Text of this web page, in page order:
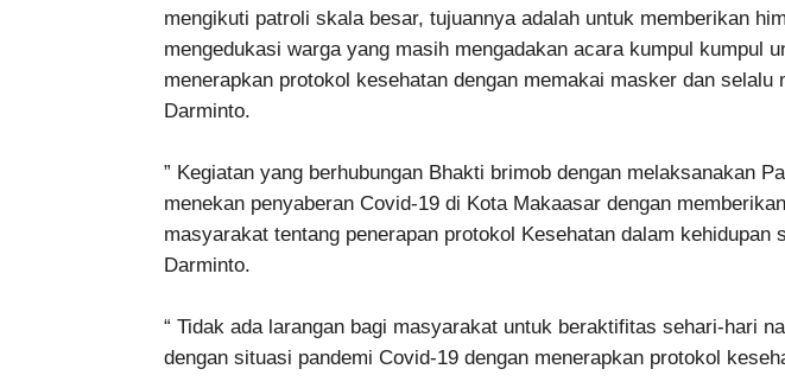
mengikuti patroli skala besar, tujuannya adalah untuk memberikan
mengedukasi warga yang masih mengadakan acara kumpul kumpul
menerapkan protokol kesehatan dengan memakai masker dan selalu
Darminto.
” Kegiatan yang berhubungan Bhakti brimob dengan melaksanakan
menekan penyaberan Covid-19 di Kota Makaasar dengan
masyarakat tentang penerapan protokol Kesehatan dalam kehidupan
Darminto.
“ Tidak ada larangan bagi masyarakat untuk beraktifitas sehari-hari
dengan situasi pandemi Covid-19 dengan menerapkan protokol